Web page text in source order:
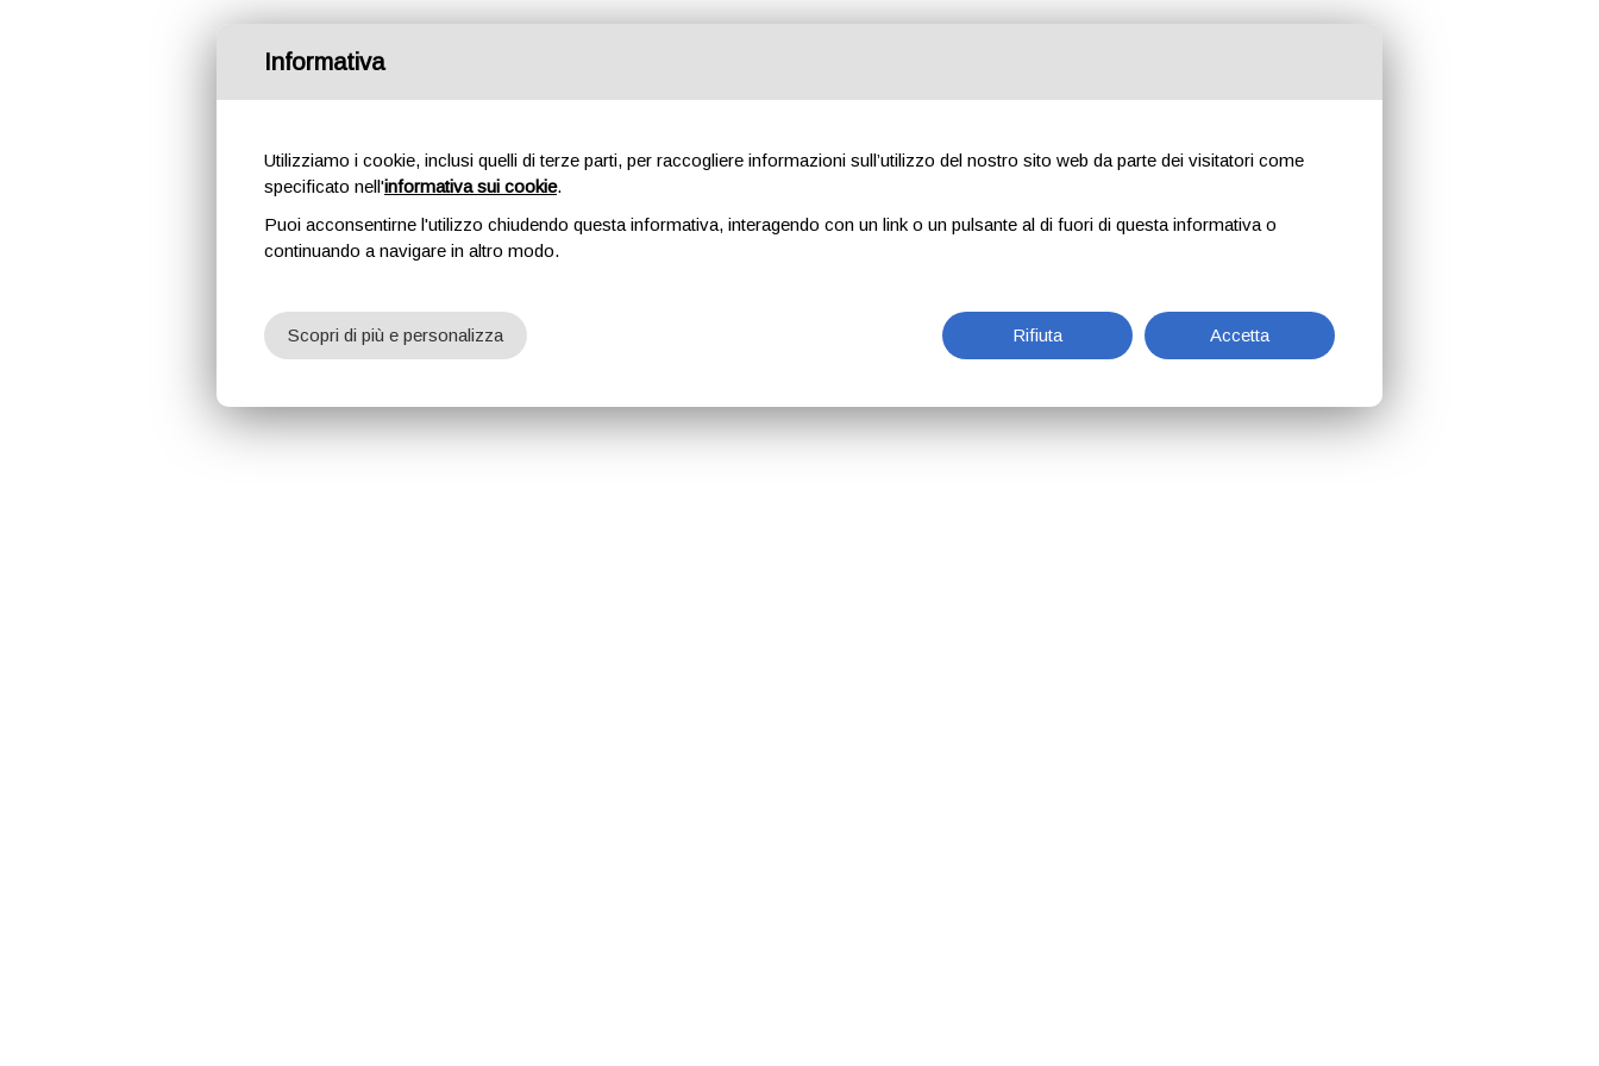
Informativa
Utilizziamo i cookie, inclusi quelli di terze parti, per raccogliere informazioni sull’utilizzo del nostro sito web da parte dei visitatori come
specificato nell'informativa sui cookie.
Puoi acconsentirne l'utilizzo chiudendo questa informativa, interagendo con un link o un pulsante al di fuori di questa informativa o
continuando a navigare in altro modo.
Rifiuta Accetta
Scopri di più e personalizza